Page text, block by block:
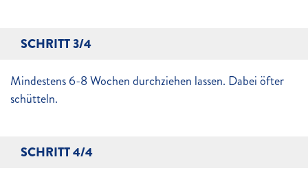
SCHRITT 3/4
Mindestens 6-8 Wochen durchziehen lassen. Dabei öfter
schütteln.
SCHRITT 4/4